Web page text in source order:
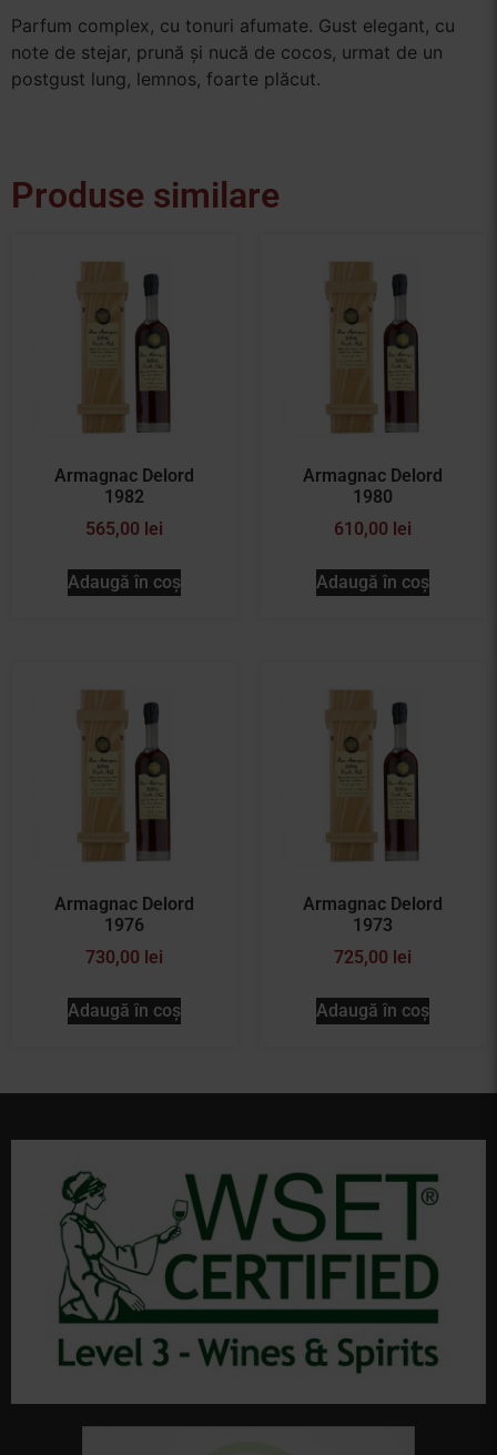
Parfum complex, cu tonuri afumate. Gust elegant, cu
note de stejar, prună și nucă de cocos, urmat de un
postgust lung, lemnos, foarte plăcut.
Produse similare
Armagnac Delord
1982
565,00 lei
Adaugă în coș
Armagnac Delord
1980
610,00 lei
Adaugă în coș
Armagnac Delord
1976
730,00 lei
Adaugă în coș
Armagnac Delord
1973
725,00 lei
Adaugă în coș